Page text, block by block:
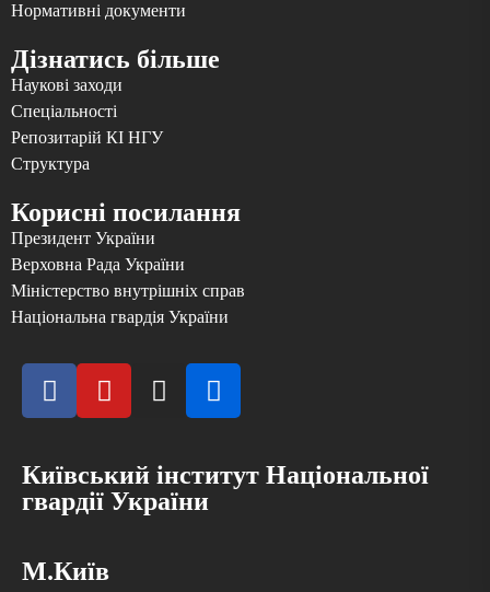
Нормативні документи
Дізнатись більше
Наукові заходи
Спеціальності
Репозитарій КІ НГУ
Структура
Корисні посилання
Президент України
Верховна Рада України
Міністерство внутрішніх справ
Національна гвардія України
Київський інститут Національної
гвардії України
М.Київ